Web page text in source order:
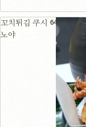
꼬치튀김 쿠시
노야
64m